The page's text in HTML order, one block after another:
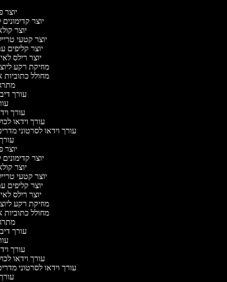
יוצר
יוצר
יוצר קטעי
יוצר קליפים
יוצר רילס
מוזיקת רקע
מחולל
עורך
עורך
עורך וידאו
עורך וידאו לסרטוני
יוצר
יוצר
יוצר קטעי
יוצר קליפים
יוצר רילס
מוזיקת רקע
מחולל
עורך
עורך
עורך וידאו
עורך וידאו לסרטוני